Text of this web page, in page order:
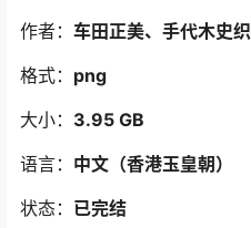
作者： 车田正美、手代木史织
格式： png
大小： 3.95 GB
语言： 中文（香港玉皇朝）
状态： 已完结